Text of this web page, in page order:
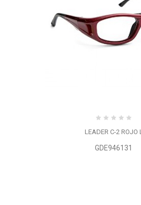
LEADER C-2 ROJO L
GDE946131